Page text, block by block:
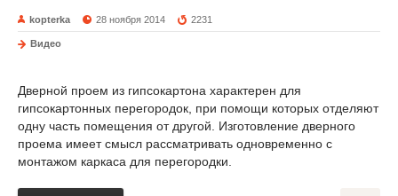
kopterka 28 ноября 2014 2231
Видео
Дверной проем из гипсокартона характерен для
гипсокартонных перегородок, при помощи которых отделяют
одну часть помещения от другой. Изготовление дверного
проема имеет смысл рассматривать одновременно с
монтажом каркаса для перегородки.